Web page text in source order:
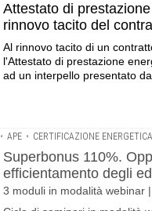
Attestato di
rinnovo tacito del
Al rinnovo tacito di un
l'Attestato di prestazione
ad un interpello presentato
• APE • CERTIFICAZIONE
Superbonus 110%.
efficientamento degli
3 moduli in modalità webinar